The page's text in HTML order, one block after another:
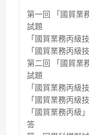
第一回 「國貿業
試題
「國貿業務丙級
「國貿業務丙級
第二回 「國貿業
試題
「國貿業務丙級
「國貿業務丙級
「國貿業務丙級
答